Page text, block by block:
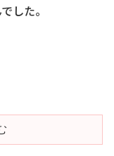
した。